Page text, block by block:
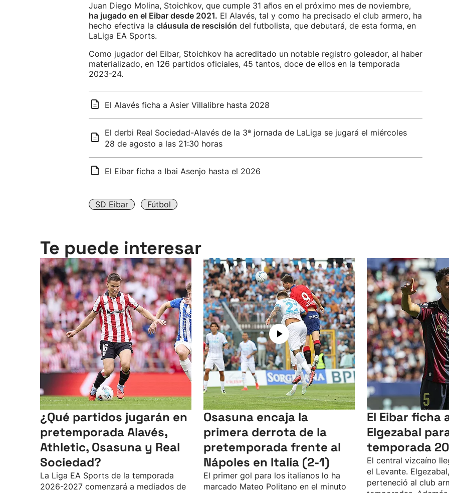
Juan Diego Molina, Stoichkov, que cumple 31 años en el próximo mes de noviembre,
ha jugado en el Eibar desde 2021. El Alavés, tal y como ha precisado el club armero, ha
hecho efectiva la cláusula de rescisión del futbolista, que debutará, de esta forma, en
LaLiga EA Sports.
Como jugador del Eibar, Stoichkov ha acreditado un notable registro goleador, al haber
materializado, en 126 partidos oficiales, 45 tantos, doce de ellos en la temporada
2023-24.
El Alavés ficha a Asier Villalibre hasta 2028
El derbi Real Sociedad-Alavés de la 3ª jornada de LaLiga se jugará el miércoles
28 de agosto a las 21:30 horas
El Eibar ficha a Ibai Asenjo hasta el 2026
SD Eibar Fútbol
Te puede interesar
¿Qué partidos jugarán en
pretemporada Alavés,
Athletic, Osasuna y Real
Sociedad?
La Liga EA Sports de la temporada
2026-2027 comenzará a mediados de
Osasuna encaja la
primera derrota de la
pretemporada frente al
Nápoles en Italia (2-1)
El primer gol para los italianos lo ha
marcado Mateo Politano en el minuto
El Eibar ficha
Elgezabal
temporada
El central vizcaíno
el Levante.
perteneció al club